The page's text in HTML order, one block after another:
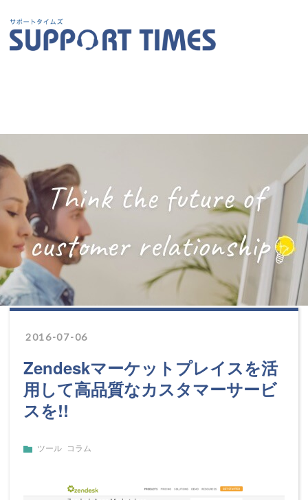
2016-07-06
Zendeskマーケットプレイスを活
用して高品質なカスタマーサービ
スを!!
ツール コラム